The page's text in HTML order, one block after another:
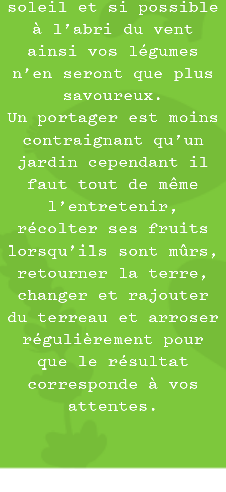
soleil et si possible
à l’abri du vent
ainsi vos légumes
n’en seront que plus
savoureux.
Un portager est moins
contraignant qu’un
jardin cependant il
faut tout de même
l’entretenir,
récolter ses fruits
lorsqu’ils sont mûrs,
retourner la terre,
changer et rajouter
du terreau et arroser
régulièrement pour
que le résultat
corresponde à vos
attentes.